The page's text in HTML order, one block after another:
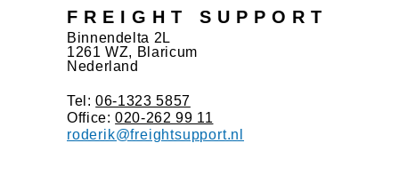
FREIGHT SUPPORT
Binnendelta 2L
1261 WZ, Blaricum
Nederland
Tel:06-1323 5857
Office:020-262 99 11
roderik@freightsupport.nl